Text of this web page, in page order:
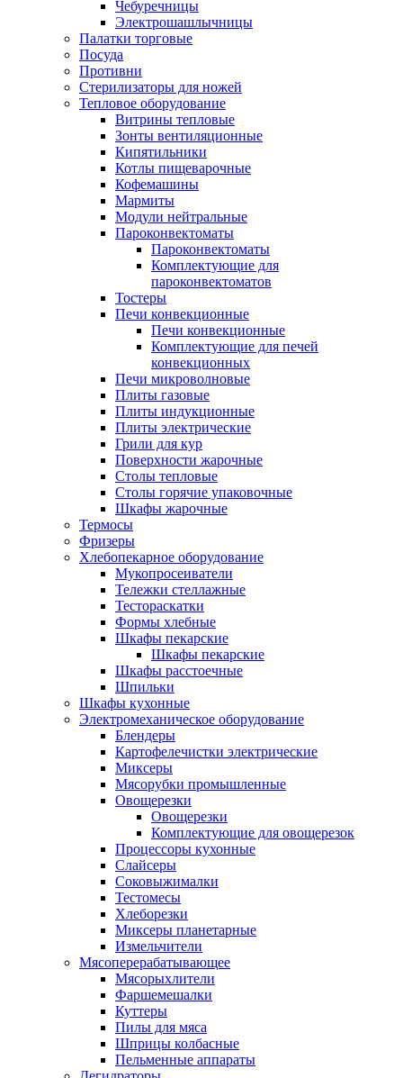
Чебуречницы
Электрошашлычницы
Палатки торговые
Посуда
Противни
Стерилизаторы для ножей
Тепловое оборудование
Витрины тепловые
Зонты вентиляционные
Кипятильники
Котлы пищеварочные
Кофемашины
Мармиты
Модули нейтральные
Пароконвектоматы
Пароконвектоматы
Комплектующие для
пароконвектоматов
Тостеры
Печи конвекционные
Печи конвекционные
Комплектующие для печей
конвекционных
Печи микроволновые
Плиты газовые
Плиты индукционные
Плиты электрические
Грили для кур
Поверхности жарочные
Столы тепловые
Столы горячие упаковочные
Шкафы жарочные
Термосы
Фризеры
Хлебопекарное оборудование
Мукопросеиватели
Тележки стеллажные
Тестораскатки
Формы хлебные
Шкафы пекарские
Шкафы пекарские
Шкафы расстоечные
Шпильки
Шкафы кухонные
Электромеханическое оборудование
Блендеры
Картофелечистки электрические
Миксеры
Мясорубки промышленные
Овощерезки
Овощерезки
Комплектующие для овощерезок
Процессоры кухонные
Слайсеры
Соковыжималки
Тестомесы
Хлеборезки
Миксеры планетарные
Измельчители
Мясоперерабатывающее
Мясорыхлители
Фаршемешалки
Куттеры
Пилы для мяса
Шприцы колбасные
Пельменные аппараты